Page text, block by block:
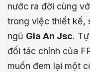
nước ra đời cùng
trong việc thiết kế,
ngũ Gia An Jsc.
đối tác chính của
muốn đem lại một